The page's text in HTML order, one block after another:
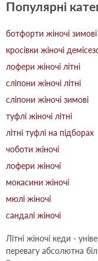
Популярні
ботфорти жіночі зимові
кросівки жіночі
лофери жіночі літні
сліпони жіночі літні
сліпони жіночі зимові
туфлі жіночі літні
літні туфлі на підборах
чоботи жіночі
лофери жіночі
мокасини жіночі
мюлі жіночі
сандалі жіночі
Літні жіночі кеди -
перевагу абсолютна